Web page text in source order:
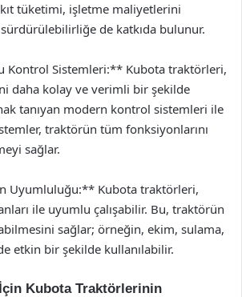
tüketimi, işletme maliyetlerini
de katkıda bulunur.
Kontrol Sistemleri:** Kubota traktörleri,
daha kolay ve verimli bir şekilde
tanıyan modern kontrol sistemleri ile
traktörün tüm fonksiyonlarını
sağlar.
Uyumluluğu:** Kubota traktörleri,
ile uyumlu çalışabilir. Bu, traktörün
sağlar; örneğin, ekim, sulama,
etkin bir şekilde kullanılabilir.
Kubota Traktörlerinin